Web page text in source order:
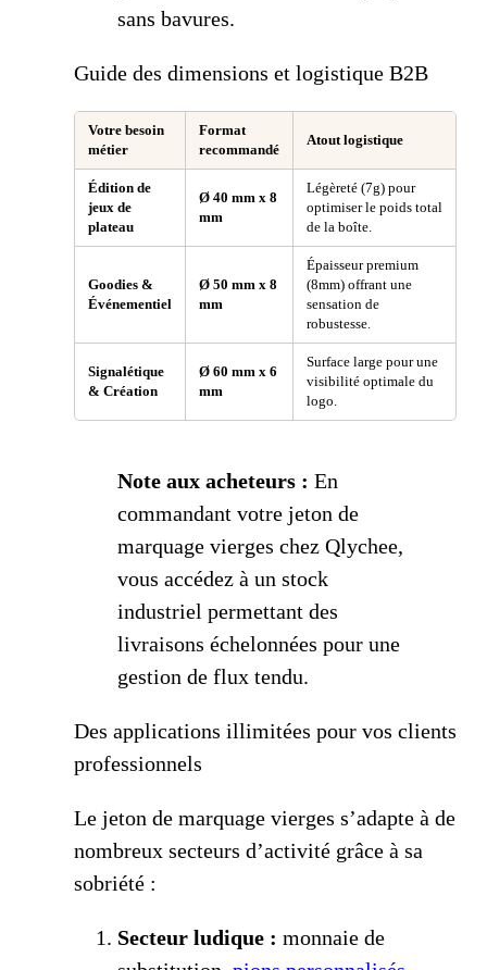
sans bavures.
Guide des dimensions et logistique B2B
Votre besoin
métier
Format
recommandé
Atout logistique
Édition de
jeux de
plateau
Ø 40 mm x 8
mm
Légèreté (7g) pour
optimiser le poids total
de la boîte.
Goodies &
Événementiel
Ø 50 mm x 8
mm
Épaisseur premium
(8mm) offrant une
sensation de
robustesse.
Signalétique
& Création
Ø 60 mm x 6
mm
Surface large pour une
visibilité optimale du
logo.
Note aux acheteurs : En
commandant votre jeton de
marquage vierges chez Qlychee,
vous accédez à un stock
industriel permettant des
livraisons échelonnées pour une
gestion de flux tendu.
Des applications illimitées pour vos clients
professionnels
Le jeton de marquage vierges s’adapte à de
nombreux secteurs d’activité grâce à sa
sobriété :
Secteur ludique : monnaie de